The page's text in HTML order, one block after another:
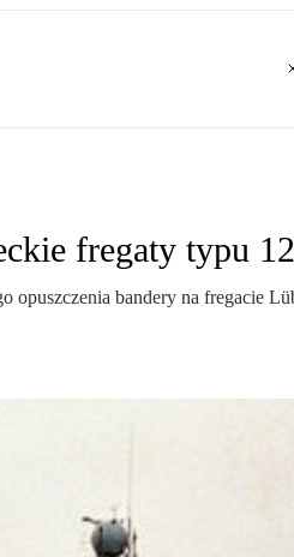
fregaty typu
opuszczenia bandery na